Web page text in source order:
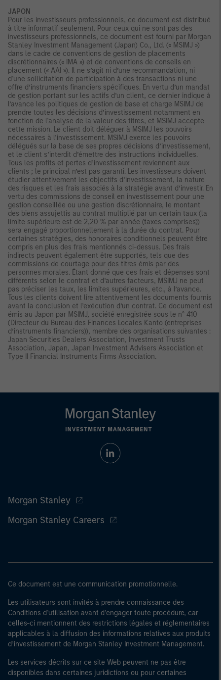
JAPON
Pour les investisseurs professionnels, ce document est distribué
à titre informatif seulement. Pour ceux qui ne sont pas des
investisseurs professionnels, ce document est fourni par Morgan
Stanley Investment Management (Japan) Co., Ltd. (« MSIMJ »)
dans le cadre de conventions de gestion de placements
discrétionnaires (« IMA ») et de conventions de conseils en
placement (« AAI »). Il ne s’agit ni d’une recommandation, ni
d’une sollicitation de participation à des transactions ni une
offre d’instruments financiers spécifiques. En vertu d’un mandat
de gestion portant sur les actifs d’un client, ce dernier indique à
l’avance les politiques de gestion de base et charge MSIMJ de
prendre toutes les décisions d’investissement notamment en
fonction de l’analyse de la valeur des titres, et MSIMJ accepte
cette mission. Le client doit déléguer à MSIMJ les pouvoirs
nécessaires à l’investissement. MSIMJ exerce les pouvoirs
délégués sur la base de ses propres décisions d’investissement,
et le client s’interdit d’émettre des instructions individuelles.
Tous les profits et pertes d’investissement reviennent aux
clients ; le principal n’est pas garanti. Les investisseurs doivent
étudier attentivement les objectifs d’investissement, la nature
des risques et les frais associés à la stratégie avant d’investir. En
vertu des commissions de conseil en investissement pour une
gestion conseillée ou une gestion discrétionnaire, le montant
des biens assujettis au contrat multiplié par un certain taux (la
limite supérieure est de 2,20 % par année (taxes comprises))
sera engagé proportionnellement à la durée du contrat. Pour
certaines stratégies, des honoraires conditionnels peuvent être
compris en plus des frais mentionnés ci-dessus. Des frais
indirects peuvent également être supportés, tels que des
commissions de courtage pour des titres émis par des
personnes morales. Étant donné que ces frais et dépenses sont
différents selon le contrat et d’autres facteurs, MSIMJ ne peut
pas préciser les taux, les limites supérieures, etc., à l’avance.
Tous les clients doivent lire attentivement les documents fournis
avant la conclusion et l’exécution d’un contrat. Ce document est
émis au Japon par MSIMJ, société enregistrée sous le n° 410
(Directeur du Bureau des Finances Locales Kanto (entreprises
d’instruments financiers)), membre des organisations suivantes :
Japan Securities Dealers Association, Investment Trusts
Association, Japan, Japan Investment Advisers Association et
Type II Financial Instruments Firms Association.
Morgan Stanley
Morgan Stanley Careers
Ce document est une communication promotionnelle.
Les utilisateurs sont invités à prendre connaissance des
Conditions d’utilisation avant d’engager toute procédure, car
celles-ci mentionnent des restrictions légales et réglementaires
applicables à la diffusion des informations relatives aux produits
d’investissement de Morgan Stanley Investment Management.
Les services décrits sur ce site Web peuvent ne pas être
disponibles dans certaines juridictions ou pour certaines